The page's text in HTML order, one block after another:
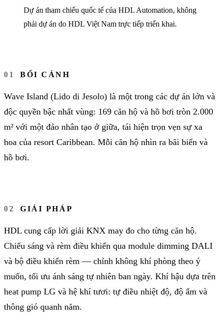
Dự án tham chiếu quốc tế của HDL Automation, không
phải dự án do HDL Việt Nam trực tiếp triển khai.
BỐI CẢNH
Wave Island (Lido di Jesolo) là một trong các dự án lớn và
độc quyền bậc nhất vùng: 169 căn hộ và hồ bơi tròn 2.000
m² với một đảo nhân tạo ở giữa, tái hiện trọn vẹn sự xa
hoa của resort Caribbean. Mỗi căn hộ nhìn ra bãi biển và
hồ bơi.
GIẢI PHÁP
HDL cung cấp lời giải KNX may đo cho từng căn hộ.
Chiếu sáng và rèm điều khiển qua module dimming DALI
và bộ điều khiển rèm — chỉnh không khí phòng theo ý
muốn, tối ưu ánh sáng tự nhiên ban ngày. Khí hậu dựa trên
heat pump LG và hệ khí tươi: tự điều nhiệt độ, độ ẩm và
thông gió quanh năm.